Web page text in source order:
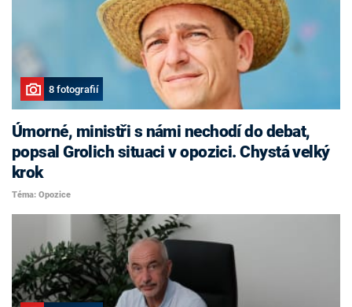
8 fotografií
Úmorné, ministři s námi nechodí do debat,
popsal Grolich situaci v opozici. Chystá velký
krok
Téma: Opozice